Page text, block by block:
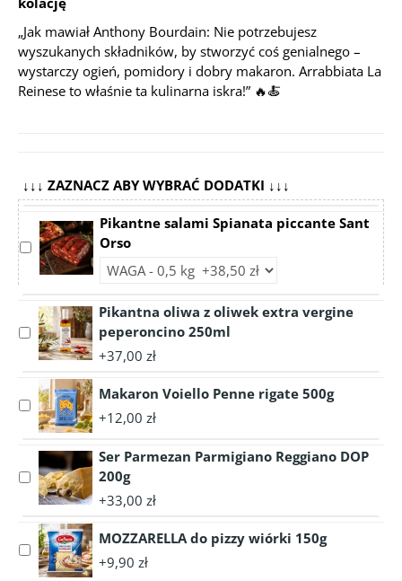
„Jak mawiał Anthony Bourdain: Nie potrzebujesz
wyszukanych składników, by stworzyć coś genialnego –
wystarczy ogień, pomidory i dobry makaron. Arrabbiata La
Reinese to właśnie ta kulinarna iskra!” 🔥🍝
↓↓↓ ZAZNACZ ABY WYBRAĆ DODATKI ↓↓↓
Select
accessory
salami
Spianata
piccante
Sant
Orso
Pikantne salami Spianata piccante Sant
Orso
Choose
variant
Pikantne
salami
Spianata
Sant
Orso
Select
accessory
oliwa
oliwek
vergine
peperoncino
250ml
Pikantna oliwa z oliwek extra vergine
peperoncino 250ml
+37,00 zł
Select
accessory
Voiello
Penne
rigate
Makaron Voiello Penne rigate 500g
+12,00 zł
Select
accessory
Parmezan
Parmigiano
Reggiano
Ser Parmezan Parmigiano Reggiano DOP
200g
+33,00 zł
Select
accessory
MOZZARELLA do pizzy wiórki 150g
+9,90 zł